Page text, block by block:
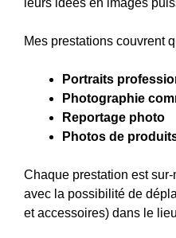
leurs idées en images
Mes prestations couvrent
Portraits
Photographie
Reportage photo
Photos de
Chaque prestation est
avec la possibilité de
et accessoires) dans le